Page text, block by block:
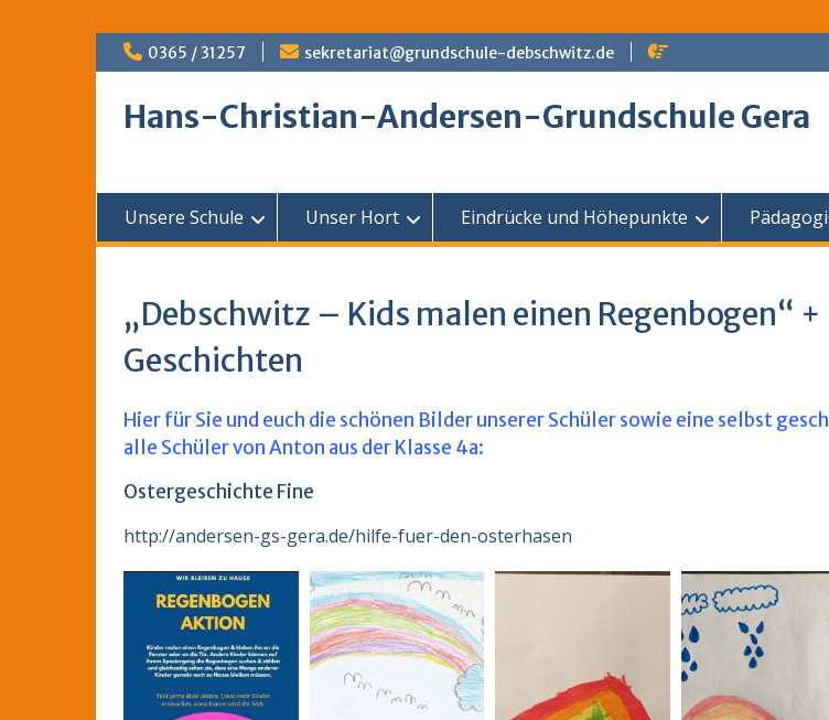
Skip
to
0365 / 31257 sekretariat@grundschule-debschwitz.de
Hans-Christian-Andersen-Grundschule Gera
Unsere Schule Unser Hort Eindrücke und Höhepunkte
„Debschwitz – Kids malen einen Regenbogen“
Geschichten
Hier für Sie und euch die schönen Bilder unserer Schüler sowie eine selbst
alle Schüler von Anton aus der Klasse 4a:
Ostergeschichte Fine
http://andersen-gs-gera.de/hilfe-fuer-den-osterhasen